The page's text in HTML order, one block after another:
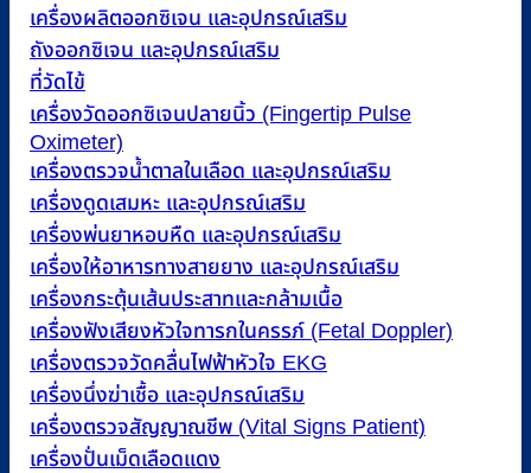
เครื่องผลิตออกซิเจน และอุปกรณ์เสริม
ถังออกซิเจน และอุปกรณ์เสริม
ที่วัดไข้
เครื่องวัดออกซิเจนปลายนิ้ว (Fingertip Pulse
Oximeter)
เครื่องตรวจน้ำตาลในเลือด และอุปกรณ์เสริม
เครื่องดูดเสมหะ และอุปกรณ์เสริม
เครื่องพ่นยาหอบหืด และอุปกรณ์เสริม
เครื่องให้อาหารทางสายยาง และอุปกรณ์เสริม
เครื่องกระตุ้นเส้นประสาทและกล้ามเนื้อ
เครื่องฟังเสียงหัวใจทารกในครรภ์ (Fetal Doppler)
เครื่องตรวจวัดคลื่นไฟฟ้าหัวใจ EKG
เครื่องนึ่งฆ่าเชื้อ และอุปกรณ์เสริม
เครื่องตรวจสัญญาณชีพ (Vital Signs Patient)
เครื่องปั่นเม็ดเลือดแดง